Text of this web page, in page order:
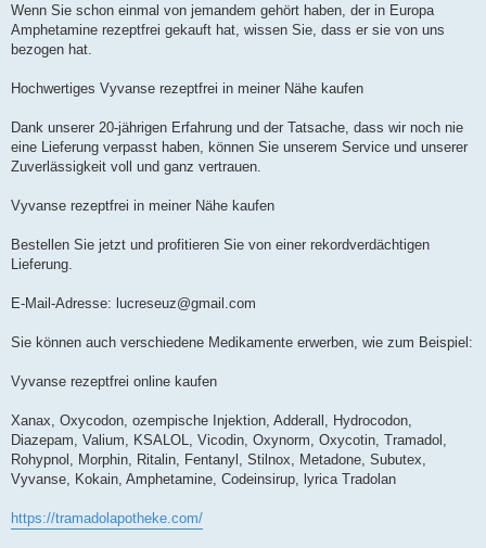
Wenn Sie schon einmal von jemandem gehört haben, der in Europa
Amphetamine rezeptfrei gekauft hat, wissen Sie, dass er sie von uns
bezogen hat.
Hochwertiges Vyvanse rezeptfrei in meiner Nähe kaufen
Dank unserer 20-jährigen Erfahrung und der Tatsache, dass wir noch nie
eine Lieferung verpasst haben, können Sie unserem Service und unserer
Zuverlässigkeit voll und ganz vertrauen.
Vyvanse rezeptfrei in meiner Nähe kaufen
Bestellen Sie jetzt und profitieren Sie von einer rekordverdächtigen
Lieferung.
E-Mail-Adresse: lucreseuz@gmail.com
Sie können auch verschiedene Medikamente erwerben, wie zum Beispiel:
Vyvanse rezeptfrei online kaufen
Xanax, Oxycodon, ozempische Injektion, Adderall, Hydrocodon,
Diazepam, Valium, KSALOL, Vicodin, Oxynorm, Oxycotin, Tramadol,
Rohypnol, Morphin, Ritalin, Fentanyl, Stilnox, Metadone, Subutex,
Vyvanse, Kokain, Amphetamine, Codeinsirup, lyrica Tradolan
https://tramadolapotheke.com/